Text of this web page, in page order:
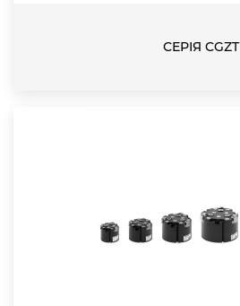
СЕРІЯ CGZT